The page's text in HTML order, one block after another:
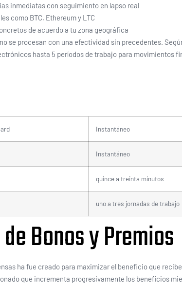
inmediatas con seguimiento en lapso real
como BTC, Ethereum y LTC
de acuerdo a tu zona geográfica
se procesan con una efectividad sin precedentes.
hasta 5 períodos de trabajo para movimientos
Instantáneo
Instantáneo
quince a treinta minutos
uno a tres jornadas de trabajo
Bonos y Premios
ha fue creado para maximizar el beneficio que
que incrementa progresivamente los beneficios